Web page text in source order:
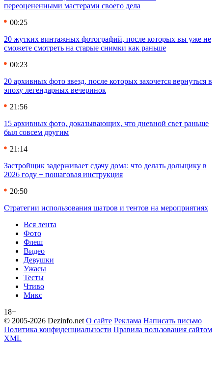
переоцененными мастерами своего дела
00:25
20 жутких винтажных фотографий, после которых вы уже не
сможете смотреть на старые снимки как раньше
00:23
20 архивных фото звезд, после которых захочется вернуться в
эпоху легендарных вечеринок
21:56
15 архивных фото, доказывающих, что дневной свет раньше
был совсем другим
21:14
Застройщик задерживает сдачу дома: что делать дольщику в
2026 году + пошаговая инструкция
20:50
Стратегии использования шатров и тентов на мероприятиях
Вся лента
Фото
Флеш
Видео
Девушки
Ужасы
Тесты
Чтиво
Микс
18+
© 2005-2026 Dezinfo.net О сайте Реклама Написать письмо
Политика конфиденциальности Правила пользования сайтом
XML